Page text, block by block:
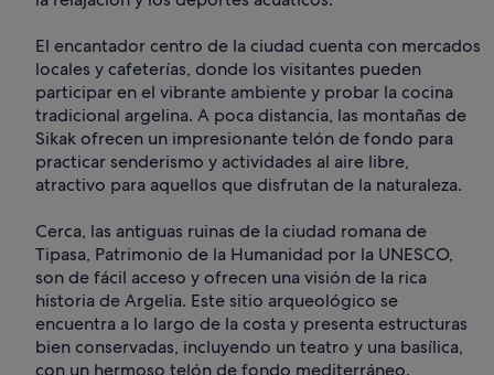
El encantador centro de la ciudad cuenta con mercados
locales y cafeterías, donde los visitantes pueden
participar en el vibrante ambiente y probar la cocina
tradicional argelina. A poca distancia, las montañas de
Sikak ofrecen un impresionante telón de fondo para
practicar senderismo y actividades al aire libre,
atractivo para aquellos que disfrutan de la naturaleza.
Cerca, las antiguas ruinas de la ciudad romana de
Tipasa, Patrimonio de la Humanidad por la UNESCO,
son de fácil acceso y ofrecen una visión de la rica
historia de Argelia. Este sitio arqueológico se
encuentra a lo largo de la costa y presenta estructuras
bien conservadas, incluyendo un teatro y una basílica,